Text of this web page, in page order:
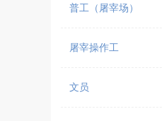
普工（屠宰场）
屠宰操作工
文员